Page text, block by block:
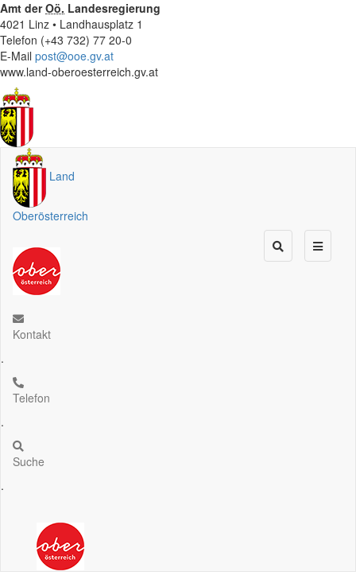
Amt derOö. Landesregierung
4021 Linz • Landhausplatz 1
Telefon (+43 732) 77 20-0
E-Mail post@ooe.gv.at
www.land-oberoesterreich.gv.at
Land
Oberösterreich
Kontakt
.
Telefon
.
Suche
.